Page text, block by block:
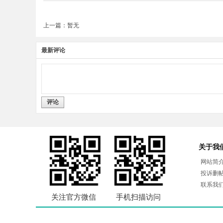
上一篇：暂无
最新评论
评论
关注官方微信 手机扫描访问
关于我
网站简
投诉删
联系我